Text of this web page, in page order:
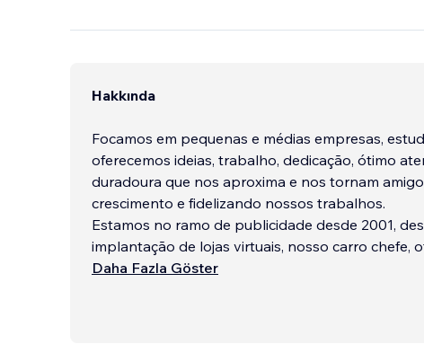
Hakkında
Focamos em pequenas e médias empresas,
oferecemos ideias, trabalho, dedicação, ótimo
duradoura que nos aproxima e nos tornam
crescimento e fidelizando nossos trabalhos.
Estamos no ramo de publicidade desde 2001,
implantação de lojas virtuais, nosso carro chefe,
Facebook, Instagram e G
Daha Fazla Göster